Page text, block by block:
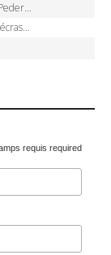
à Voiron ?
requis required